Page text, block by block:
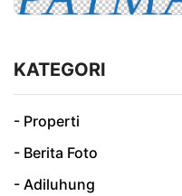
KATEGORI
- Properti
- Berita Foto
- Adiluhung